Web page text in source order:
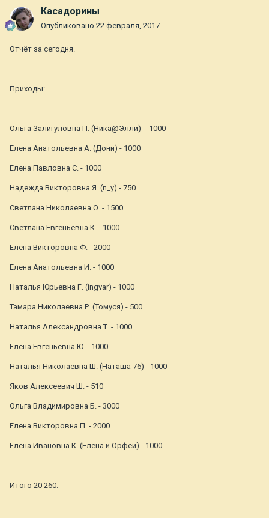
Касадорины
Опубликовано 22 февраля, 2017
Отчёт за сегодня.
Приходы:
Ольга Залигуловна П. (Ника@Элли) - 1000
Елена Анатольевна А. (Дони) - 1000
Елена Павловна С. - 1000
Надежда Викторовна Я. (n_y) - 750
Светлана Николаевна О. - 1500
Светлана Евгеньевна К. - 1000
Елена Викторовна Ф. - 2000
Елена Анатольевна И. - 1000
Наталья Юрьевна Г. (ingvar) - 1000
Тамара Николаевна Р. (Томуся) - 500
Наталья Александровна Т. - 1000
Елена Евгеньевна Ю. - 1000
Наталья Николаевна Ш. (Наташа 76) - 1000
Яков Алексеевич Ш. - 510
Ольга Владимировна Б. - 3000
Елена Викторовна П. - 2000
Елена Ивановна К. (Елена и Орфей) - 1000
Итого 20 260.